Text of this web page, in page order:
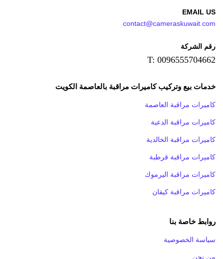
EMAIL US
contact@cameraskuwait.com
رقم الشركة
T: 0096555704662
خدمات بيع وتركيب كاميرات مراقبة بالعاصمة الكويت
كاميرات مراقبة العاصمة
كاميرات مراقبة الدعية
كاميرات مراقبة الخالدية
كاميرات مراقبة قرطبة
كاميرات مراقبة اليرموك
كاميرات مراقبة كيفان
روابط خاصة بنا
سياسة الخصوصية
من نحن